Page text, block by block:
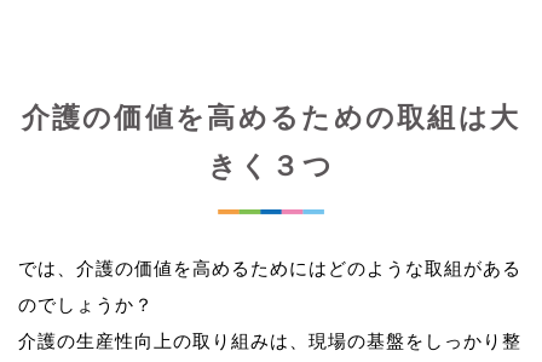
介護の価値を高めるための取組は大
きく３つ
では、介護の価値を高めるためにはどのような取組がある
のでしょうか？
介護の生産性向上の取り組みは、現場の基盤をしっかり整